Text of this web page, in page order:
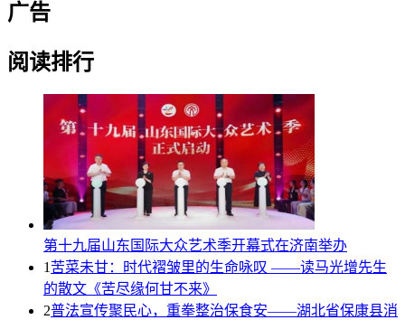
广告
阅读排行
第十九届山东国际大众艺术季开幕式在济南举办
1 苦菜未甘：时代褶皱里的生命咏叹 ——读马光增先生
的散文《苦尽缘何甘不来》
2普法宣传聚民心，重拳整治保食安——湖北省保康县消